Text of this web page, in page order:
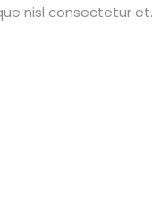
nisl consectetur